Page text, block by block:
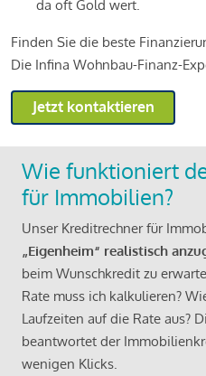
da oft Gold wert.
Finden Sie die beste
Die Infina Wohnbau-Finanz-
Jetzt kontaktieren
Wie funktioniert
für Immobilien?
Unser Kreditrechner für
„Eigenheim“ realistisch
beim Wunschkredit zu
Rate muss ich kalkulieren?
Laufzeiten auf die Rate aus?
beantwortet der
wenigen Klicks.